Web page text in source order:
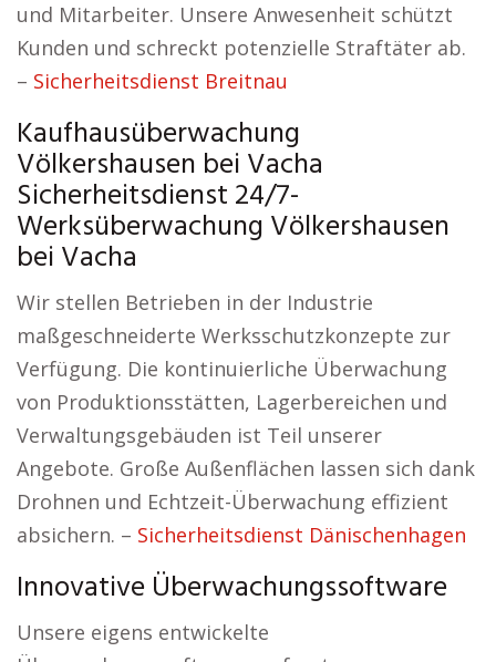
und Mitarbeiter. Unsere Anwesenheit schützt
Kunden und schreckt potenzielle Straftäter ab.
– Sicherheitsdienst Breitnau
Kaufhausüberwachung
Völkershausen bei Vacha
Sicherheitsdienst 24/7-
Werksüberwachung Völkershausen
bei Vacha
Wir stellen Betrieben in der Industrie
maßgeschneiderte Werksschutzkonzepte zur
Verfügung. Die kontinuierliche Überwachung
von Produktionsstätten, Lagerbereichen und
Verwaltungsgebäuden ist Teil unserer
Angebote. Große Außenflächen lassen sich dank
Drohnen und Echtzeit-Überwachung effizient
absichern. – Sicherheitsdienst Dänischenhagen
Innovative Überwachungssoftware
Unsere eigens entwickelte